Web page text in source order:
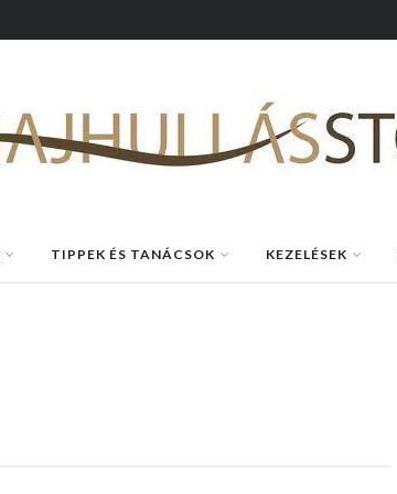
TIPPEK ÉS TANÁCSOK KEZELÉSEK